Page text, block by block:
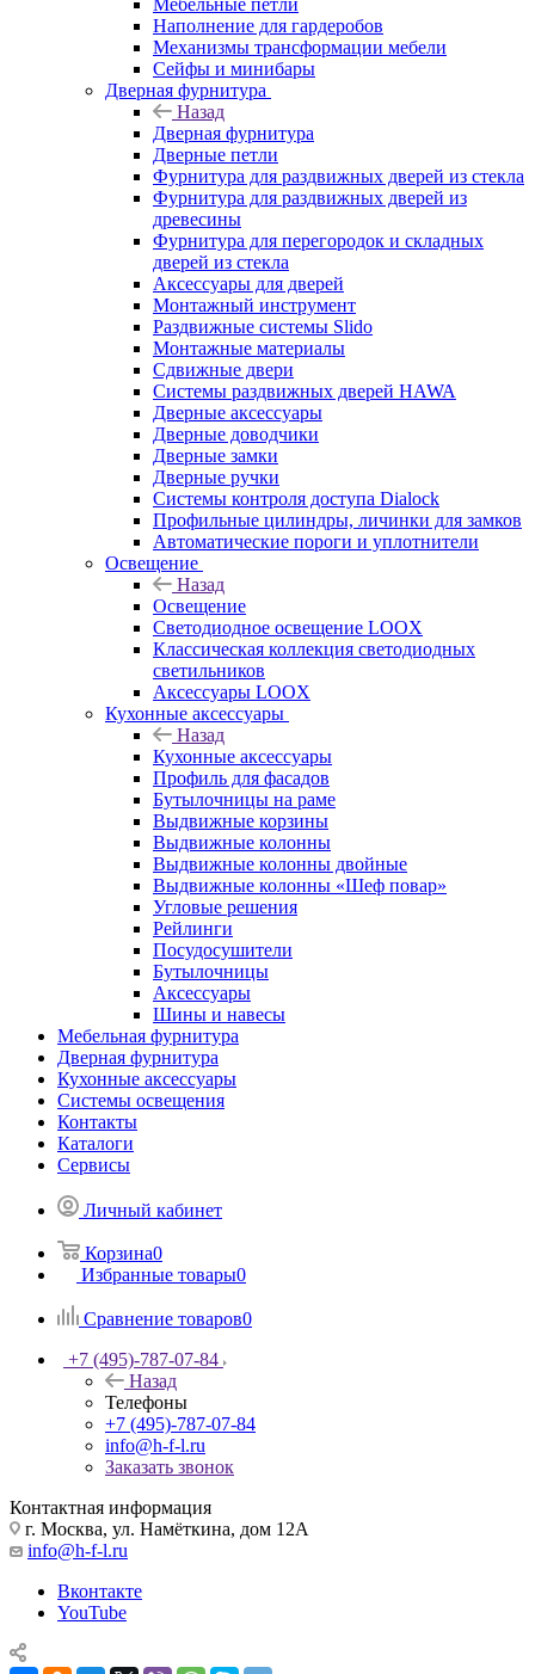
Мебельные петли
Наполнение для гардеробов
Механизмы трансформации мебели
Сейфы и минибары
Дверная фурнитура
Назад
Дверная фурнитура
Дверные петли
Фурнитура для раздвижных дверей из стекла
Фурнитура для раздвижных дверей из
древесины
Фурнитура для перегородок и складных
дверей из стекла
Аксессуары для дверей
Монтажный инструмент
Раздвижные системы Slido
Монтажные материалы
Сдвижные двери
Системы раздвижных дверей HAWA
Дверные аксессуары
Дверные доводчики
Дверные замки
Дверные ручки
Системы контроля доступа Dialock
Профильные цилиндры, личинки для замков
Автоматические пороги и уплотнители
Освещение
Назад
Освещение
Светодиодное освещение LOOX
Классическая коллекция светодиодных
светильников
Аксессуары LOOX
Кухонные аксессуары
Назад
Кухонные аксессуары
Профиль для фасадов
Бутылочницы на раме
Выдвижные корзины
Выдвижные колонны
Выдвижные колонны двойные
Bыдвижные колонны «Шеф повар»
Угловые решения
Рейлинги
Посудосушители
Бутылочницы
Аксессуары
Шины и навесы
Мебельная фурнитура
Дверная фурнитура
Кухонные аксессуары
Системы освещения
Контакты
Каталоги
Сервисы
Личный кабинет
Корзина0
Избранные товары0
Сравнение товаров0
+7 (495)-787-07-84
Назад
Телефоны
+7 (495)-787-07-84
info@h-f-l.ru
Заказать звонок
Контактная информация
г. Москва, ул. Намёткина, дом 12А
info@h-f-l.ru
Вконтакте
YouTube